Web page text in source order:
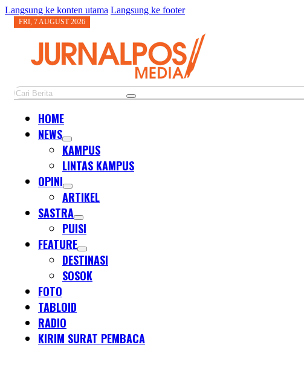
Langsung ke konten utama Langsung ke footer
FRI, 7 AUGUST 2026
Cari
HOME
NEWS
KAMPUS
LINTAS KAMPUS
OPINI
ARTIKEL
SASTRA
PUISI
FEATURE
DESTINASI
SOSOK
FOTO
TABLOID
RADIO
KIRIM SURAT PEMBACA